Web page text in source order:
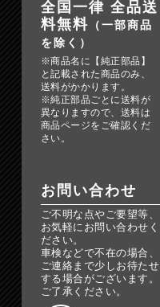
全国一律 全品送
料無料 （一部商品
を除く）
※商品名に【純正部品】
と記載された商品のみ、
送料がかかります。
※純正部品ごとに送料が
異なりますので、送料は
商品ページをご確認くだ
さい。
お問い合わせ
ご不明な点やご要望等、
お気軽にお問い合わせく
ださい。
車検などで不在の場合、
ご連絡まで少しお待たせ
する場合がございます。
ご了承ください。